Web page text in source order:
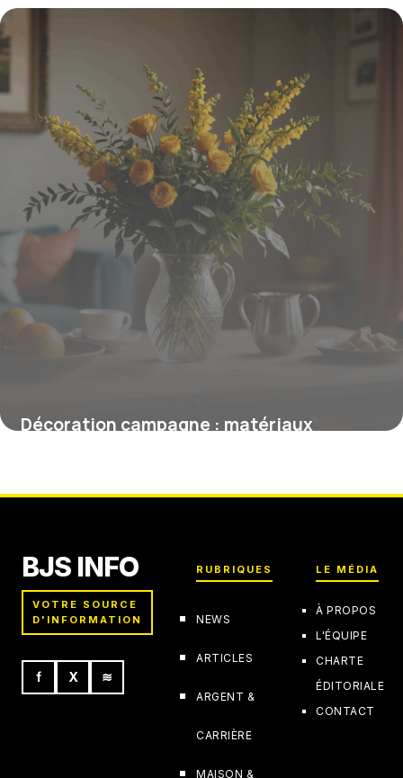
astuces et critères essentiels
Décoration campagne : matériaux
BJS INFO
VOTRE SOURCE
D'INFORMATION
f X ≋
RUBRIQUES
NEWS
ARTICLES
ARGENT &
CARRIÈRE
MAISON &
LE MÉDIA
À PROPOS
L'ÉQUIPE
CHARTE
ÉDITORIALE
CONTACT